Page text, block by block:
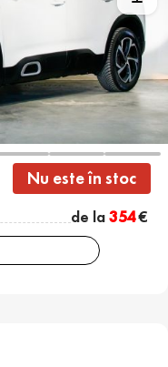
Nu este în stoc
de la354€